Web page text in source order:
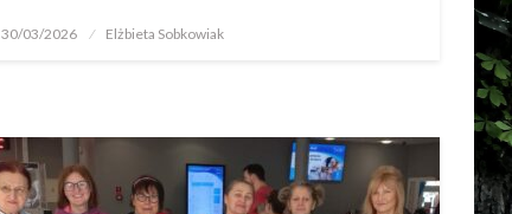
30/03/2026 Elżbieta Sobkowiak